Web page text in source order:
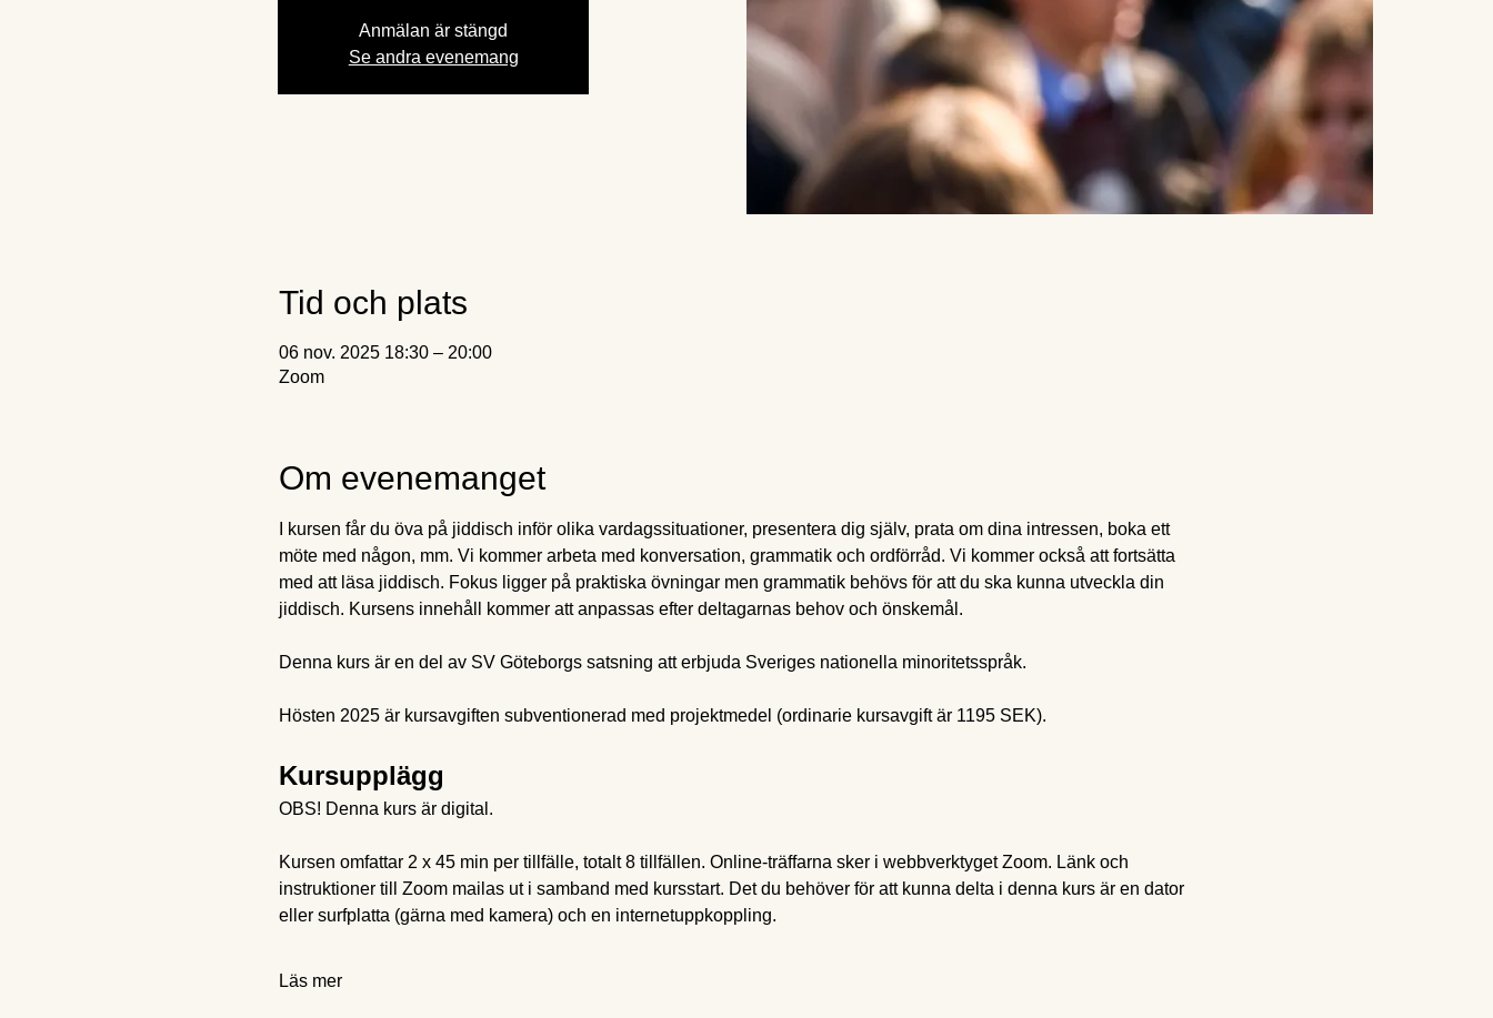
Anmälan är stängd
Se andra evenemang
Tid och plats
06 nov. 2025 18:30 – 20:00
Zoom
Om evenemanget
I kursen får du öva på jiddisch inför olika vardagssituationer, presentera dig själv, prata om dina intressen, boka ett
möte med någon, mm. Vi kommer arbeta med konversation, grammatik och ordförråd. Vi kommer också att fortsätta
med att läsa jiddisch. Fokus ligger på praktiska övningar men grammatik behövs för att du ska kunna utveckla din
jiddisch. Kursens innehåll kommer att anpassas efter deltagarnas behov och önskemål.
Denna kurs är en del av SV Göteborgs satsning att erbjuda Sveriges nationella minoritetsspråk.
Hösten 2025 är kursavgiften subventionerad med projektmedel (ordinarie kursavgift är 1195 SEK).
Kursupplägg
OBS! Denna kurs är digital.
Kursen omfattar 2 x 45 min per tillfälle, totalt 8 tillfällen. Online-träffarna sker i webbverktyget Zoom. Länk och
instruktioner till Zoom mailas ut i samband med kursstart. Det du behöver för att kunna delta i denna kurs är en dator
eller surfplatta (gärna med kamera) och en internetuppkoppling.
Läs mer